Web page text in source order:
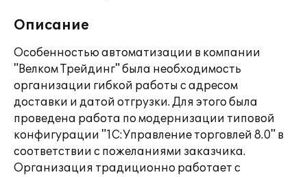
Описание
Особенностью автоматизации в компании
"Велком Трейдинг" была необходимость
организации гибкой работы с адресом
доставки и датой отгрузки. Для этого была
проведена работа по модернизации типовой
конфигурации "1С:Управление торговлей 8.0" в
соответствии с пожеланиями заказчика.
Организация традиционно работает с